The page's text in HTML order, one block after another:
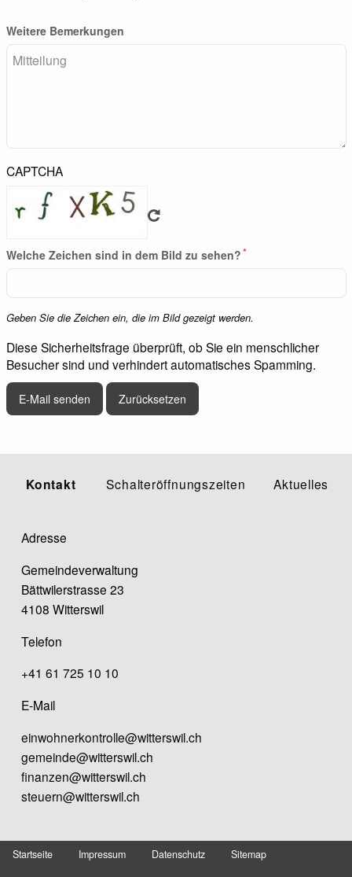
Weitere Bemerkungen
CAPTCHA
Welche Zeichen sind in dem Bild zu sehen?
Geben Sie die Zeichen ein, die im Bild gezeigt werden.
Diese Sicherheitsfrage überprüft, ob Sie ein menschlicher
Besucher sind und verhindert automatisches Spamming.
Kontakt Schalteröffnungszeiten Aktuelles
Adresse
Gemeindeverwaltung
Bättwilerstrasse 23
4108 Witterswil
Telefon
+41 61 725 10 10
E-Mail
einwohnerkontrolle@witterswil.ch
gemeinde@witterswil.ch
finanzen@witterswil.ch
steuern@witterswil.ch
Fusszeile
Startseite Impressum Datenschutz Sitemap